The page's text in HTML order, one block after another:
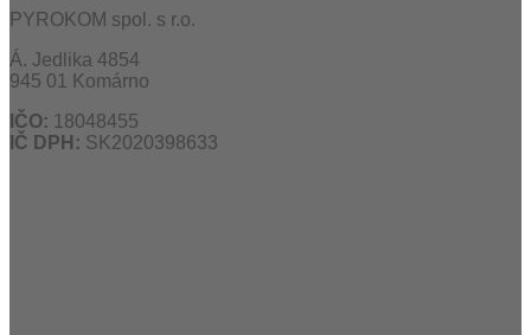
PYROKOM spol. s r.o.
Á. Jedlika 4854
945 01 Komárno
IČO: 18048455
IČ DPH: SK2020398633